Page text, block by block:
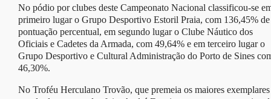
No pódio por clubes deste Campeonato Nacional classificou-se
primeiro lugar o Grupo Desportivo Estoril Praia, com 136,45% de
pontuação percentual, em segundo lugar o Clube Náutico dos
Oficiais e Cadetes da Armada, com 49,64% e em terceiro lugar o
Grupo Desportivo e Cultural Administração do Porto de Sines
46,30%.
No Troféu Herculano Trovão, que premeia os maiores exemplares